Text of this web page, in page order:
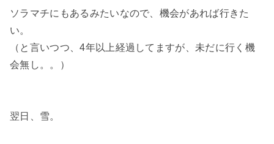
ソラマチにもあるみたいなので、機会があれば行きた
い。
（と言いつつ、4年以上経過してますが、未だに行く機
会無し。。）
翌日、雪。